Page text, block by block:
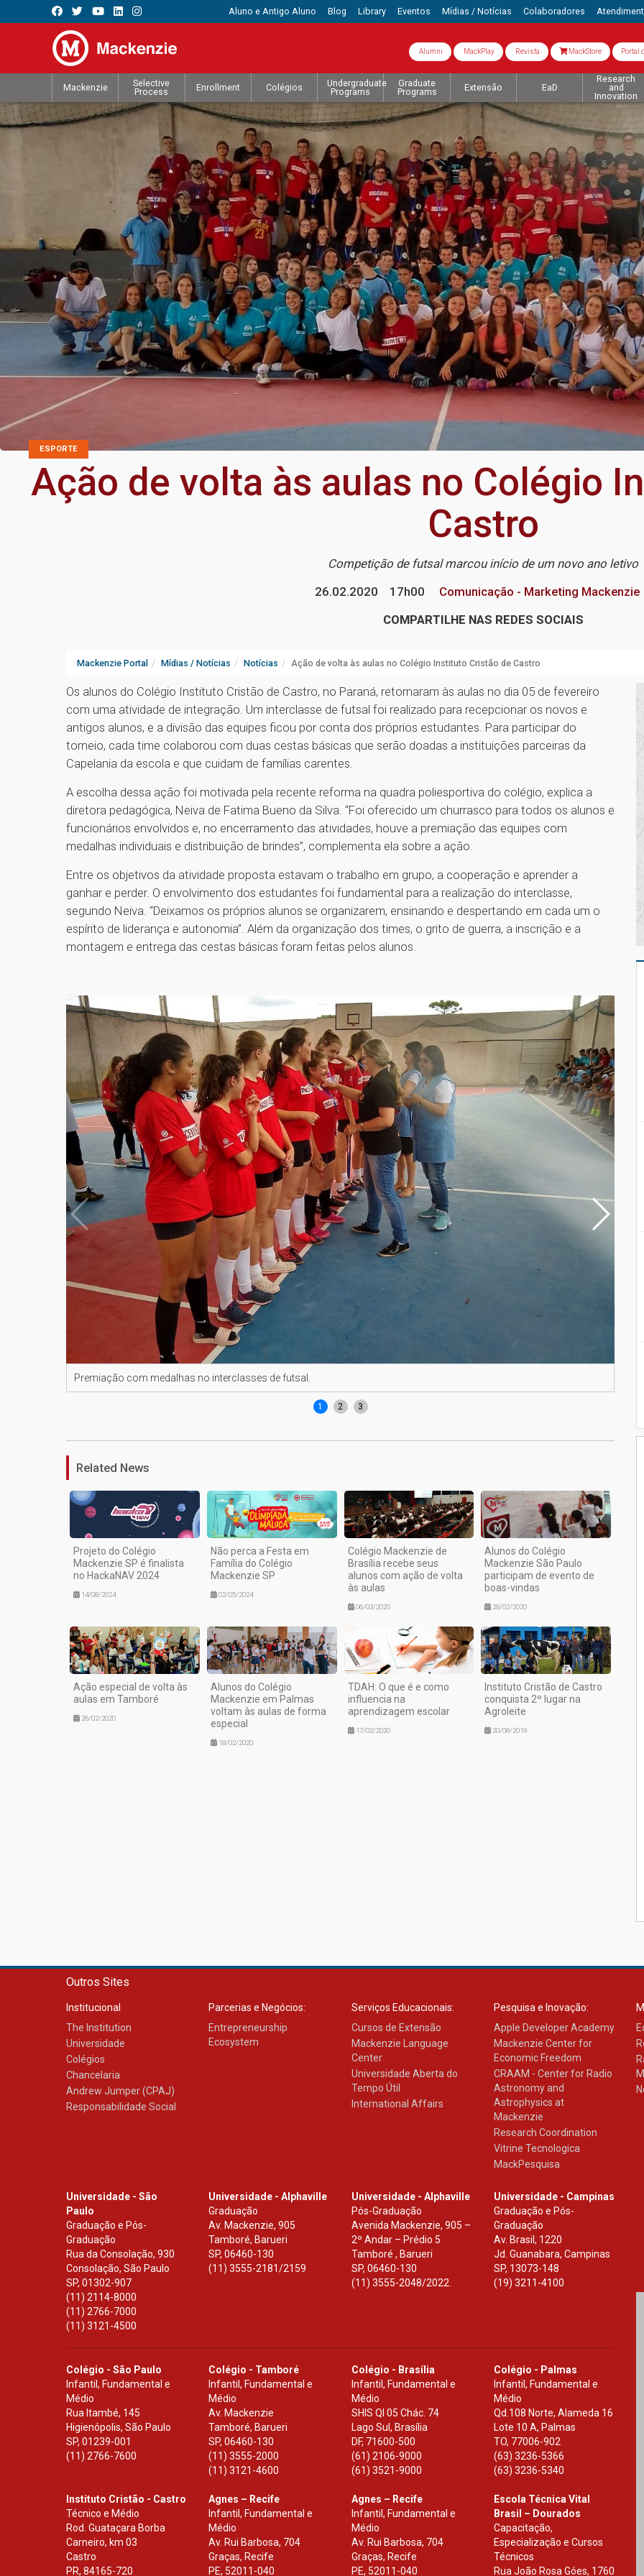
Aluno e Antigo Aluno Blog Library Eventos Mídias / Notícias Colaboradores
Alumni MackPlay Revista MackStore Portal
Mackenzie
Selective
Process
Enrollment Colégios
Undergraduate
Programs
Graduate
Programs
Extensão EaD
Research
and
Innovation
ESPORTE
Ação de volta às aulas no Colégio
Castro
Competição de futsal marcou início de um novo ano letivo
26.02.2020
17h00
Comunicação - Marketing Mackenzie
COMPARTILHE NAS REDES SOCIAIS
Mackenzie Portal Mídias / Notícias Notícias Ação de volta às aulas no Colégio Instituto Cristão de Castro
Os alunos do Colégio Instituto Cristão de Castro, no Paraná, retornaram às aulas no dia 05 de fevereiro
com uma atividade de integração. Um interclasse de futsal foi realizado para recepcionar os novos e
antigos alunos, e a divisão das equipes ficou por conta dos próprios estudantes. Para participar do
torneio, cada time colaborou com duas cestas básicas que serão doadas a instituições parceiras da
Capelania da escola e que cuidam de famílias carentes.
A escolha dessa ação foi motivada pela recente reforma na quadra poliesportiva do colégio, explica a
diretora pedagógica, Neiva de Fatima Bueno da Silva. “Foi oferecido um churrasco para todos os alunos e
funcionários envolvidos e, no encerramento das atividades, houve a premiação das equipes com
medalhas individuais e distribuição de brindes”, complementa ela sobre a ação.
Entre os objetivos da atividade proposta estavam o trabalho em grupo, a cooperação e aprender a
ganhar e perder. O envolvimento dos estudantes foi fundamental para a realização do interclasse,
segundo Neiva. “Deixamos os próprios alunos se organizarem, ensinando e despertando em cada um o
espírito de liderança e autonomia”. Além da organização dos times, o grito de guerra, a inscrição e a
montagem e entrega das cestas básicas foram feitas pelos alunos.
Premiação com medalhas no interclasses de futsal.
1 2 3
Related News
Projeto do Colégio
Mackenzie SP é finalista
no HackaNAV 2024
14/08/2024
Não perca a Festa em
Família do Colégio
Mackenzie SP
02/05/2024
Colégio Mackenzie de
Brasília recebe seus
alunos com ação de volta
às aulas
06/03/2020
Alunos do Colégio
Mackenzie São Paulo
participam de evento de
boas-vindas
28/02/2020
Ação especial de volta às
aulas em Tamboré
26/02/2020
Alunos do Colégio
Mackenzie em Palmas
voltam às aulas de forma
especial
18/02/2020
TDAH: O que é e como
influencia na
aprendizagem escolar
17/02/2020
Instituto Cristão de Castro
conquista 2º lugar na
Agroleite
20/08/2019
Outros Sites
Institucional
The Institution
Universidade
Colégios
Chancelaria
Andrew Jumper (CPAJ)
Responsabilidade Social
Parcerias e Negócios:
Entrepreneurship
Ecosystem
Serviços Educacionais:
Cursos de Extensão
Mackenzie Language
Center
Universidade Aberta do
Tempo Útil
International Affairs
Pesquisa e Inovação:
Apple Developer Academy
Mackenzie Center for
Economic Freedom
CRAAM - Center for Radio
Astronomy and
Astrophysics at
Mackenzie
Research Coordination
Vitrine Tecnologica
MackPesquisa
Universidade - São
Paulo
Graduação e Pós-
Graduação
Rua da Consolação, 930
Consolação, São Paulo
SP, 01302-907
(11) 2114-8000
(11) 2766-7000
(11) 3121-4500
Universidade - Alphaville
Graduação
Av. Mackenzie, 905
Tamboré, Barueri
SP,06460-130
(11) 3555-2181/2159
Universidade - Alphaville
Pós-Graduação
Avenida Mackenzie, 905 –
2º Andar – Prédio 5
Tamboré , Barueri
SP, 06460-130
(11) 3555-2048/2022.
Universidade - Campinas
Graduação e Pós-
Graduação
Av. Brasil, 1220
Jd. Guanabara, Campinas
SP, 13073-148
(19) 3211-4100
Colégio - São Paulo
Infantil, Fundamental e
Médio
Rua Itambé, 145
Higienópolis, São Paulo
SP, 01239-001
(11) 2766-7600
Colégio - Tamboré
Infantil, Fundamental e
Médio
Av. Mackenzie
Tamboré, Barueri
SP,06460-130
(11) 3555-2000
(11) 3121-4600
Colégio - Brasília
Infantil, Fundamental e
Médio
SHIS Ql 05 Chác. 74
Lago Sul, Brasília
DF, 71600-500
(61) 2106-9000
(61) 3521-9000
Colégio - Palmas
Infantil, Fundamental e
Médio
Qd.108 Norte, Alameda 16
Lote 10 A, Palmas
TO, 77006-902
(63) 3236-5366
(63) 3236-5340
Instituto Cristão - Castro
Técnico e Médio
Rod. Guataçara Borba
Carneiro, km 03
Castro
PR, 84165-720
Agnes – Recife
Infantil, Fundamental e
Médio
Av. Rui Barbosa, 704
Graças, Recife
PE, 52011-040
Agnes – Recife
Infantil, Fundamental e
Médio
Av. Rui Barbosa, 704
Graças, Recife
PE, 52011-040
Escola Técnica Vital
Brasil – Dourados
Capacitação,
Especialização e Cursos
Técnicos
Rua João Rosa Góes, 1760